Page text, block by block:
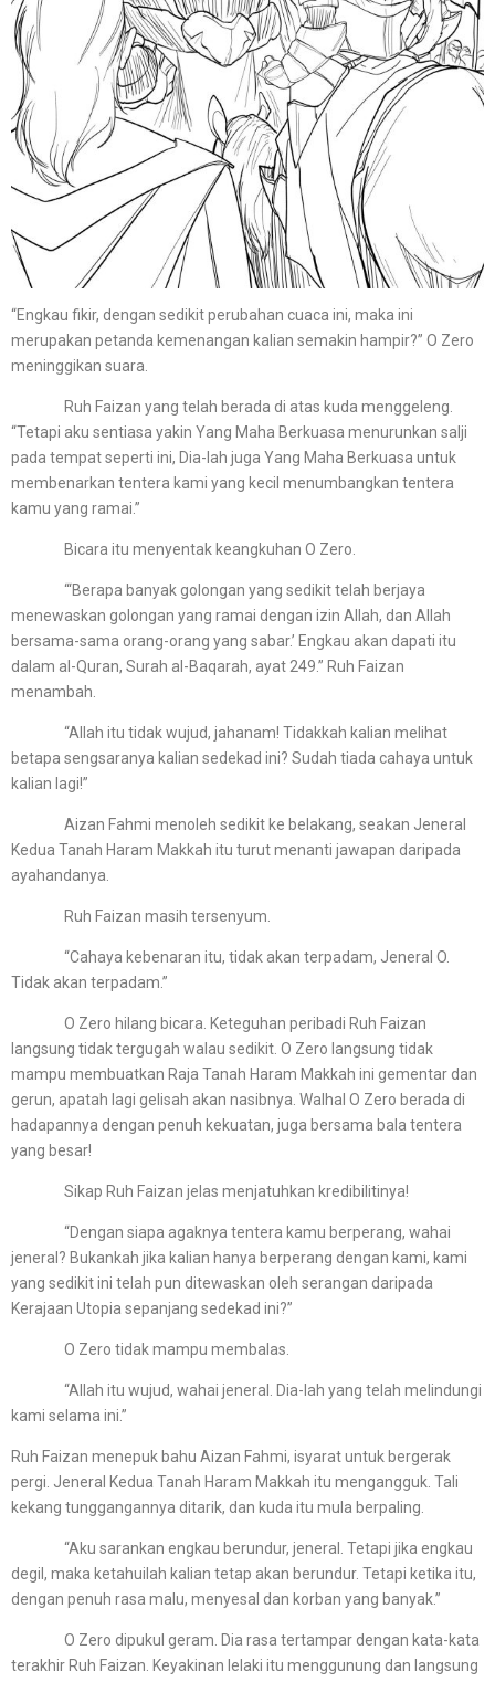
“Engkau fikir, dengan sedikit perubahan cuaca ini, maka ini
merupakan petanda kemenangan kalian semakin hampir?” O Zero
meninggikan suara.
Ruh Faizan yang telah berada di atas kuda menggeleng.
“Tetapi aku sentiasa yakin Yang Maha Berkuasa menurunkan salji
pada tempat seperti ini, Dia-lah juga Yang Maha Berkuasa untuk
membenarkan tentera kami yang kecil menumbangkan tentera
kamu yang ramai.”
Bicara itu menyentak keangkuhan O Zero.
“‘Berapa banyak golongan yang sedikit telah berjaya
menewaskan golongan yang ramai dengan izin Allah, dan Allah
bersama-sama orang-orang yang sabar.’ Engkau akan dapati itu
dalam al-Quran, Surah al-Baqarah, ayat 249.” Ruh Faizan
menambah.
“Allah itu tidak wujud, jahanam! Tidakkah kalian melihat
betapa sengsaranya kalian sedekad ini? Sudah tiada cahaya untuk
kalian lagi!”
Aizan Fahmi menoleh sedikit ke belakang, seakan Jeneral
Kedua Tanah Haram Makkah itu turut menanti jawapan daripada
ayahandanya.
Ruh Faizan masih tersenyum.
“Cahaya kebenaran itu, tidak akan terpadam, Jeneral O.
Tidak akan terpadam.”
O Zero hilang bicara. Keteguhan peribadi Ruh Faizan
langsung tidak tergugah walau sedikit. O Zero langsung tidak
mampu membuatkan Raja Tanah Haram Makkah ini gementar dan
gerun, apatah lagi gelisah akan nasibnya. Walhal O Zero berada di
hadapannya dengan penuh kekuatan, juga bersama bala tentera
yang besar!
Sikap Ruh Faizan jelas menjatuhkan kredibilitinya!
“Dengan siapa agaknya tentera kamu berperang, wahai
jeneral? Bukankah jika kalian hanya berperang dengan kami, kami
yang sedikit ini telah pun ditewaskan oleh serangan daripada
Kerajaan Utopia sepanjang sedekad ini?”
O Zero tidak mampu membalas.
“Allah itu wujud, wahai jeneral. Dia-lah yang telah melindungi
kami selama ini.”
Ruh Faizan menepuk bahu Aizan Fahmi, isyarat untuk bergerak
pergi. Jeneral Kedua Tanah Haram Makkah itu mengangguk. Tali
kekang tunggangannya ditarik, dan kuda itu mula berpaling.
“Aku sarankan engkau berundur, jeneral. Tetapi jika engkau
degil, maka ketahuilah kalian tetap akan berundur. Tetapi ketika itu,
dengan penuh rasa malu, menyesal dan korban yang banyak.”
O Zero dipukul geram. Dia rasa tertampar dengan kata-kata
terakhir Ruh Faizan. Keyakinan lelaki itu menggunung dan langsung